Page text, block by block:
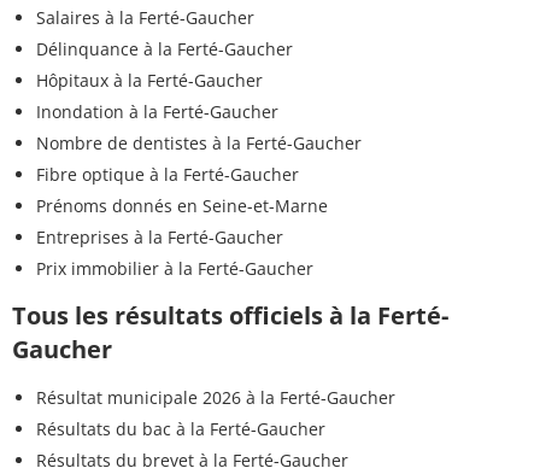
Salaires à la Ferté-Gaucher
Délinquance à la Ferté-Gaucher
Hôpitaux à la Ferté-Gaucher
Inondation à la Ferté-Gaucher
Nombre de dentistes à la Ferté-Gaucher
Fibre optique à la Ferté-Gaucher
Prénoms donnés en Seine-et-Marne
Entreprises à la Ferté-Gaucher
Prix immobilier à la Ferté-Gaucher
Tous les résultats officiels à la Ferté-
Gaucher
Résultat municipale 2026 à la Ferté-Gaucher
Résultats du bac à la Ferté-Gaucher
Résultats du brevet à la Ferté-Gaucher